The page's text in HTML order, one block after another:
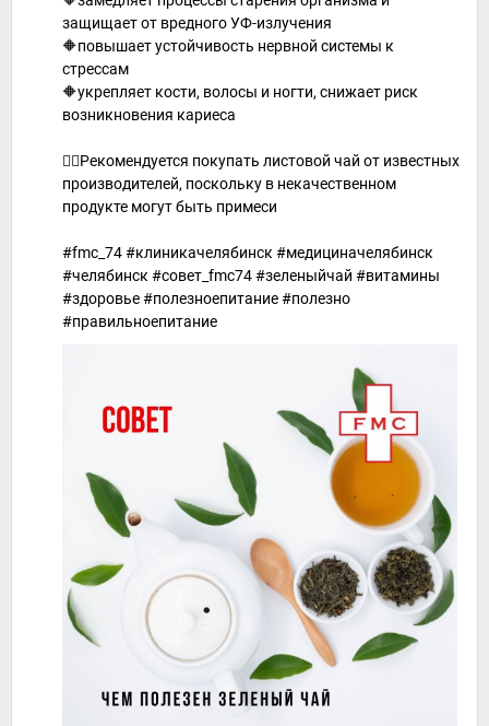
защищает от вредного УФ-излучения
🔶повышает устойчивость нервной системы к
стрессам
🔶укрепляет кости, волосы и ногти, снижает риск
возникновения кариеса
☝🏻Рекомендуется покупать листовой чай от известных
производителей, поскольку в некачественном
продукте могут быть примеси
#fmc_74 #клиникачелябинск #медициначелябинск
#челябинск #совет_fmc74 #зеленыйчай #витамины
#здоровье #полезноепитание #полезно
#правильноепитание